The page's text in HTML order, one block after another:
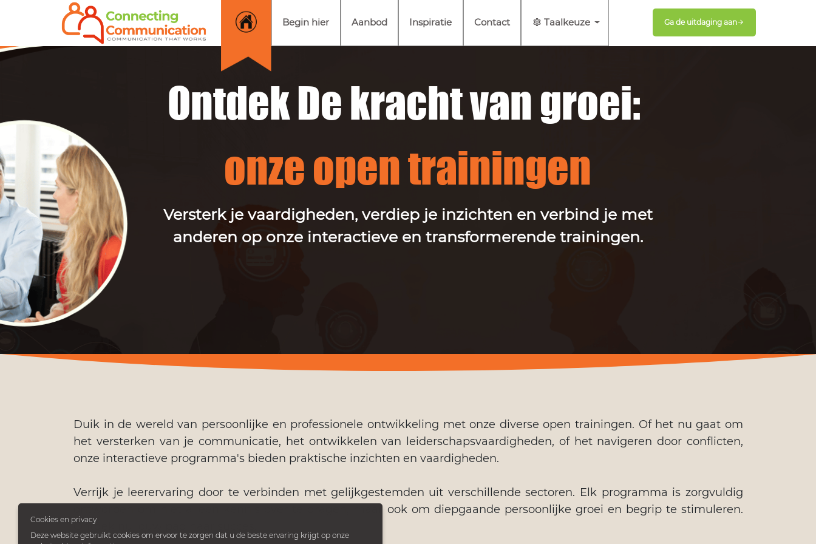
Begin hier Aanbod Inspiratie Contact Taalkeuze Ga de uitdaging aan
Ontdek De kracht van groei:
onze open trainingen
Versterk je vaardigheden, verdiep je inzichten en verbind je met
anderen op onze interactieve en transformerende trainingen.
Duik in de wereld van persoonlijke en professionele ontwikkeling met onze diverse open trainingen. Of het nu gaat om
het versterken van je communicatie, het ontwikkelen van leiderschapsvaardigheden, of het navigeren door conflicten,
onze interactieve programma's bieden praktische inzichten en vaardigheden.
Verrijk je leerervaring door te verbinden met gelijkgestemden uit verschillende sectoren. Elk programma is zorgvuldig
ontworpen om niet alleen kennis over te dragen, maar ook om diepgaande persoonlijke groei en begrip te stimuleren.
Ontdek nu jouw pad naar succes.
Cookies en privacy
Deze website gebruikt cookies om ervoor te zorgen dat u de beste ervaring krijgt op onze